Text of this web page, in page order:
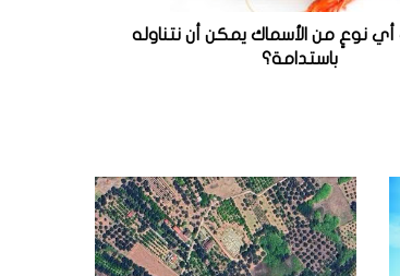
نوعٍ من الأسماك يمكن أن نتناوله
باستدامة؟